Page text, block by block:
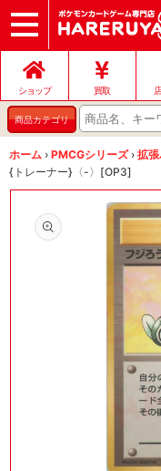
ショップ
店頭買取
ネット買取
店舗一覧
イベント
お問い合わせ
ショップ 買取
商品カテゴリ
ホーム › PMCGシリーズ › 拡張
{トレーナー}〈-〉[OP3]